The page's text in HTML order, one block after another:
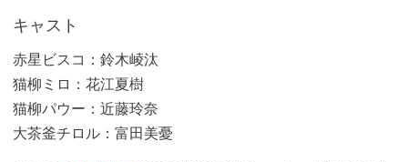
キャスト
赤星ビスコ：鈴木崚汰
猫柳ミロ：花江夏樹
猫柳パウー：近藤玲奈
大茶釜チロル：富田美憂